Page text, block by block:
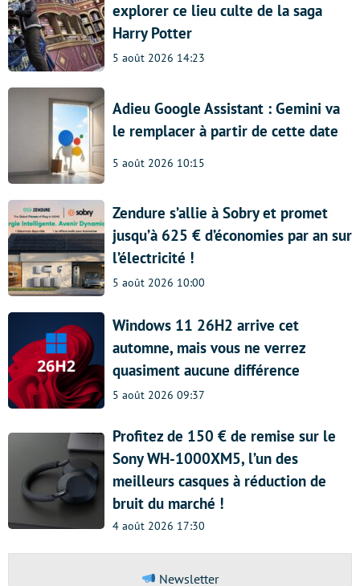
explorer ce lieu culte de la saga
Harry Potter
5 août 2026 14:23
Adieu Google Assistant : Gemini va
le remplacer à partir de cette date
5 août 2026 10:15
Zendure s’allie à Sobry et promet
jusqu’à 625 € d’économies par an sur
l’électricité !
5 août 2026 10:00
Windows 11 26H2 arrive cet
automne, mais vous ne verrez
quasiment aucune différence
5 août 2026 09:37
Profitez de 150 € de remise sur le
Sony WH-1000XM5, l’un des
meilleurs casques à réduction de
bruit du marché !
4 août 2026 17:30
Newsletter